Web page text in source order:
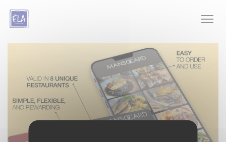
Painel de Gerenciamento de Cookies